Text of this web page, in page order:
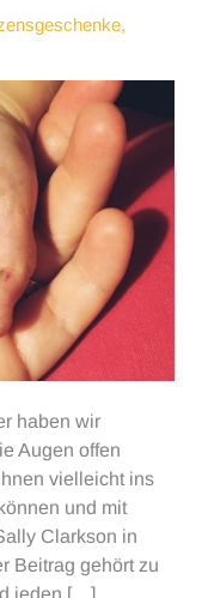
,
haben wir
Augen offen
vielleicht ins
und mit
Clarkson in
Beitrag gehört zu